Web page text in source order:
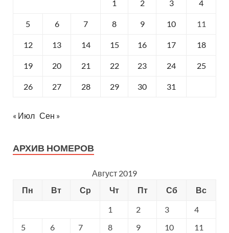
1 2 3 4
5 6 7 8 9 10 11
12 13 14 15 16 17 18
19 20 21 22 23 24 25
26 27 28 29 30 31
« Июл Сен »
АРХИВ НОМЕРОВ
Август 2019
Пн
Вт Ср Чт Пт Сб
Вс
1
2 3
4
5
6 7 8 9 10
11